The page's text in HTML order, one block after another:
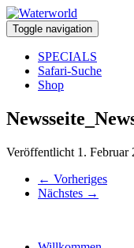
Toggle navigation
SPECIALS
Safari-Suche
Shop
Veröffentlicht 1. Februar
← Vorheriges
Nächstes →